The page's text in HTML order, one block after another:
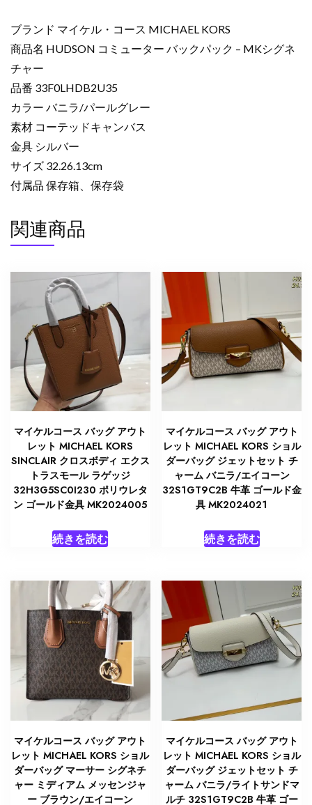
ブランド マイケル・コース MICHAEL KORS
商品名 HUDSON コミューター バックパック – MKシグネ
チャー
品番 33F0LHDB2U35
カラー バニラ/パールグレー
素材 コーテッドキャンバス
金具 シルバー
サイズ 32.26.13cm
付属品 保存箱、保存袋
関連商品
マイケルコース バッグ アウト
レット MICHAEL KORS
SINCLAIR クロスボディ エクス
トラスモール ラゲッジ
32H3G5SC0I230 ポリウレタ
ン ゴールド金具 MK2024005
続きを読む
マイケルコース バッグ アウト
レット MICHAEL KORS ショル
ダーバッグ ジェットセット チ
ャーム バニラ/エイコーン
32S1GT9C2B 牛革 ゴールド金
具 MK2024021
続きを読む
マイケルコース バッグ アウト
レット MICHAEL KORS ショル
ダーバッグ マーサー シグネチ
ャー ミディアム メッセンジャ
ー ブラウン/エイコーン
マイケルコース バッグ アウト
レット MICHAEL KORS ショル
ダーバッグ ジェットセット チ
ャーム バニラ/ライトサンドマ
ルチ 32S1GT9C2B 牛革 ゴー